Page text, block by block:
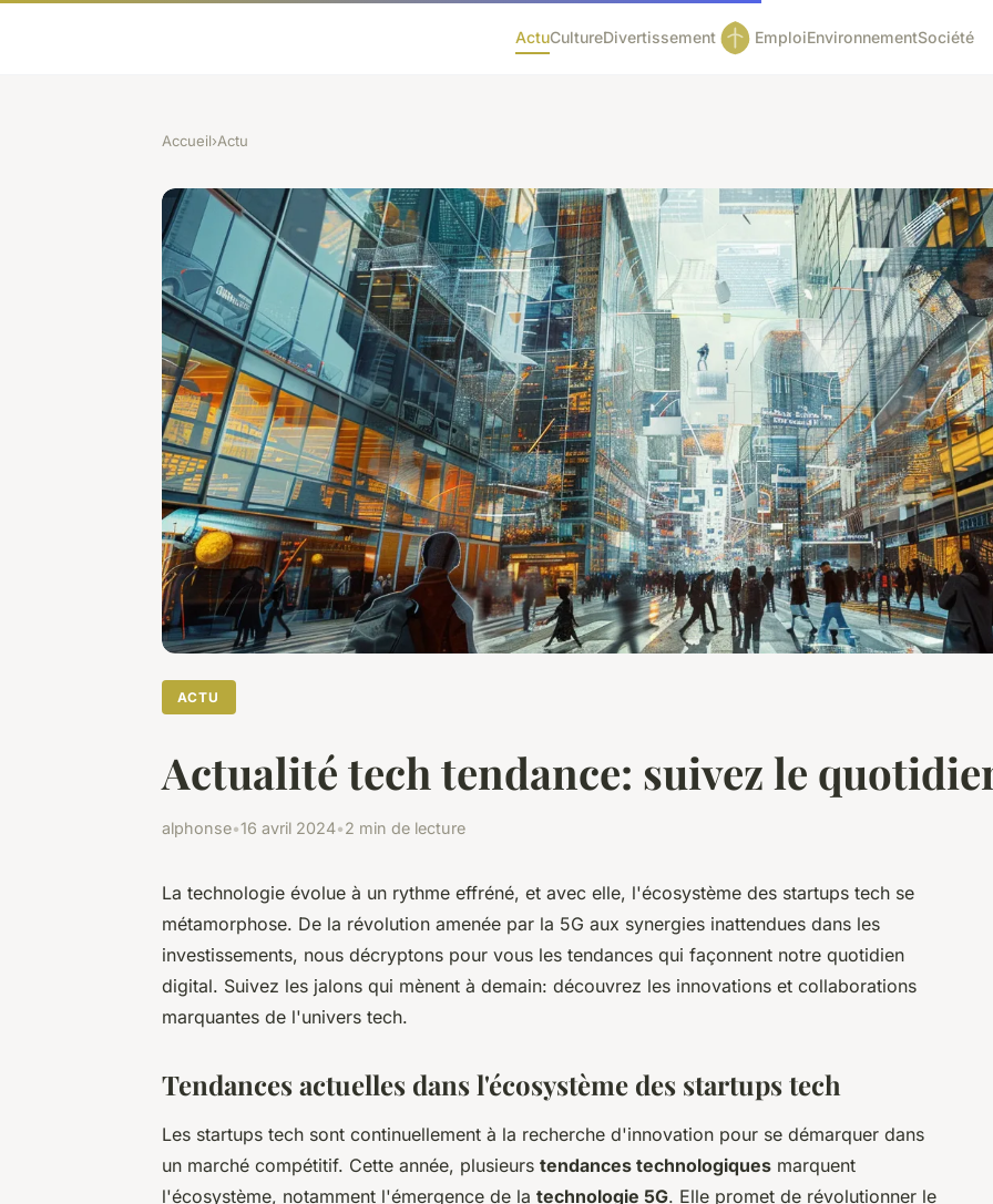
ActuCultureDivertissement EmploiEnvironnementSociété
Accueil›Actu
ACTU
Actualité tech tendance: suivez le
alphonse•16 avril 2024•2 min de lecture
La technologie évolue à un rythme effréné, et avec elle, l'écosystème des startups tech se
métamorphose. De la révolution amenée par la 5G aux synergies inattendues dans les
investissements, nous décryptons pour vous les tendances qui façonnent notre quotidien
digital. Suivez les jalons qui mènent à demain: découvrez les innovations et collaborations
marquantes de l'univers tech.
Tendances actuelles dans l'écosystème des startups tech
Les startups tech sont continuellement à la recherche d'innovation pour se démarquer dans
un marché compétitif. Cette année, plusieurs tendances technologiques marquent
l'écosystème, notamment l'émergence de la technologie 5G. Elle promet de révolutionner le